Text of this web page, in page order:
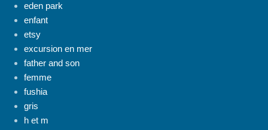
eden park
enfant
etsy
excursion en mer
father and son
femme
fushia
gris
h et m